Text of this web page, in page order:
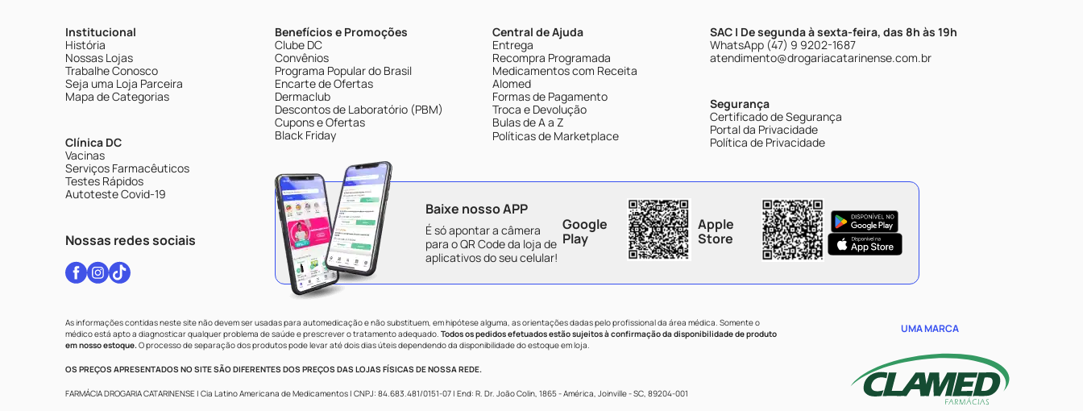
Institucional
História
Nossas Lojas
Trabalhe Conosco
Seja uma Loja Parceira
Mapa de Categorias
Clínica DC
Vacinas
Serviços Farmacêuticos
Testes Rápidos
Autoteste Covid-19
Nossas redes sociais
Benefícios e Promoções
Clube DC
Convênios
Programa Popular do Brasil
Encarte de Ofertas
Dermaclub
Descontos de Laboratório (PBM)
Cupons e Ofertas
Black Friday
Central de Ajuda
Entrega
Recompra Programada
Medicamentos com Receita
Alomed
Formas de Pagamento
Troca e Devolução
Bulas de A a Z
Políticas de Marketplace
SAC | De segunda à sexta-feira, das 8h às 19h
WhatsApp (47) 9 9202-1687
atendimento@drogariacatarinense.com.br
Segurança
Certificado de Segurança
Portal da Privacidade
Política de Privacidade
Baixe nosso APP
É só apontar a câmera
para o QR Code da loja de
aplicativos do seu celular!
Google
Play
Apple
Store
As informações contidas neste site não devem ser usadas para automedicação e não substituem, em hipótese alguma, as orientações dadas pelo profissional da área médica. Somente o
médico está apto a diagnosticar qualquer problema de saúde e prescrever o tratamento adequado. Todos os pedidos efetuados estão sujeitos à confirmação da disponibilidade de produto
em nosso estoque.O processo de separação dos produtos pode levar até dois dias úteis dependendo da disponibilidade do estoque em loja.
OS PREÇOS APRESENTADOS NO SITE SÃO DIFERENTES DOS PREÇOS DAS LOJAS FÍSICAS DE NOSSA REDE.
FARMÁCIA DROGARIA CATARINENSE | Cia Latino Americana de Medicamentos | CNPJ: 84.683.481/0151-07 | End: R. Dr. João Colin, 1865 - América, Joinville - SC, 89204-001
UMA MARCA